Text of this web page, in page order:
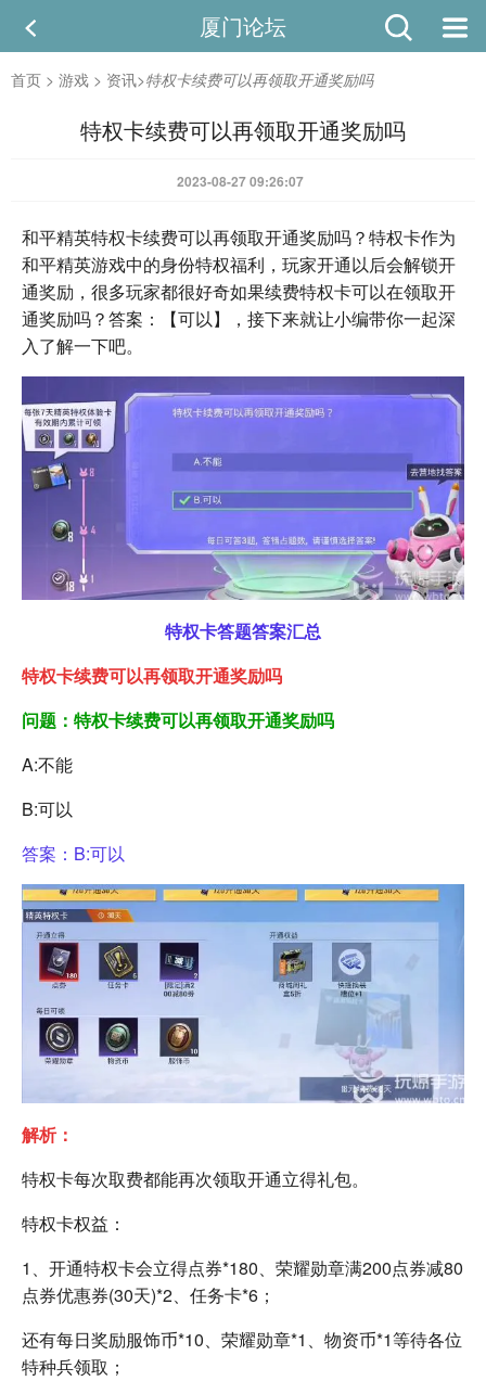
厦门论坛
首页 > 游戏 > 资讯>特权卡续费可以再领取开通奖励吗
特权卡续费可以再领取开通奖励吗
2023-08-27 09:26:07
和平精英特权卡续费可以再领取开通奖励吗？特权卡作为
和平精英游戏中的身份特权福利，玩家开通以后会解锁开
通奖励，很多玩家都很好奇如果续费特权卡可以在领取开
通奖励吗？答案：【可以】，接下来就让小编带你一起深
入了解一下吧。
特权卡答题答案汇总
特权卡续费可以再领取开通奖励吗
问题：特权卡续费可以再领取开通奖励吗
A:不能
B:可以
答案：B:可以
解析：
特权卡每次取费都能再次领取开通立得礼包。
特权卡权益：
1、开通特权卡会立得点券*180、荣耀勋章满200点券减80
点券优惠券(30天)*2、任务卡*6；
还有每日奖励服饰币*10、荣耀勋章*1、物资币*1等待各位
特种兵领取；